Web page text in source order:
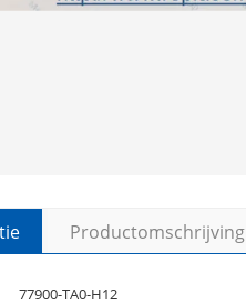
Productomschrijving
77900-TA0-H12